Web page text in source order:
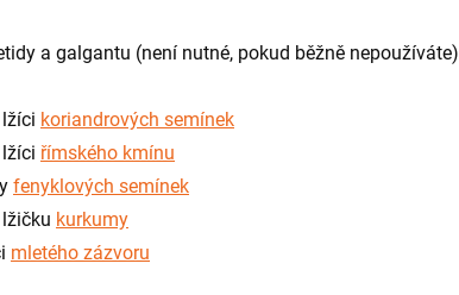
a galgantu (není nutné, pokud běžně nepoužíváte)
koriandrových semínek
římského kmínu
fenyklových semínek
kurkumy
mletého zázvoru